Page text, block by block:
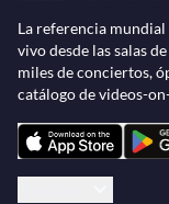
La referencia mundial
vivo desde las salas
miles de conciertos,
catálogo de videos-